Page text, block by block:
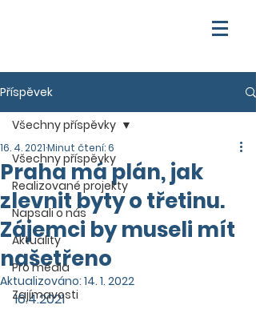
Příspěvek
Všechny příspěvky
Realizované projekty
Napsali o nás
Aktuality
Pro média
Zajímavosti
Všechny příspěvky
Praha má plán, jak
zlevnit byty o třetinu.
Zájemci by museli mít
našetřeno
16. 4. 2021Minut čtení: 6
Aktualizováno: 14. 1. 2022
16.4.2021